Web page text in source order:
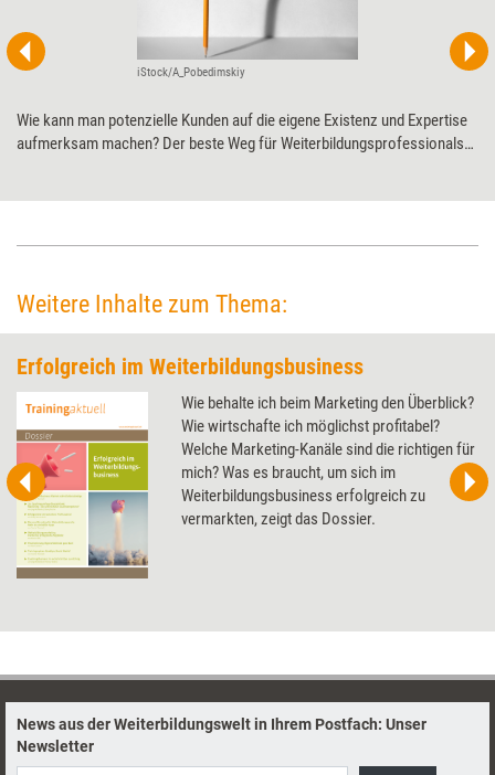
iStock/A_Pobedimskiy
Wie kann man potenzielle Kunden auf die eigene Existenz und Expertise
aufmerksam machen? Der beste Weg für Weiterbildungsprofessionals
Weitere Inhalte zum Thema:
Erfolgreich im Weiterbildungsbusiness
Wie behalte ich beim Marketing den Überblick?
Wie wirtschafte ich möglichst profitabel?
Welche Marketing-Kanäle sind die richtigen für
mich? Was es braucht, um sich im
Weiterbildungsbusiness erfolgreich zu
vermarkten, zeigt das Dossier.
News aus der Weiterbildungswelt in Ihrem Postfach: Unser
Newsletter